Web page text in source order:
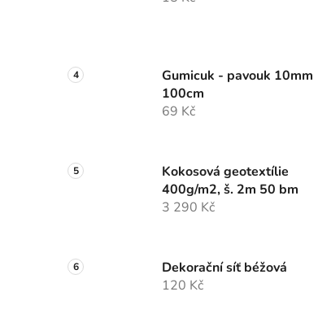
Gumicuk - pavouk 10mm
100cm
69 Kč
Kokosová geotextílie
400g/m2, š. 2m 50 bm
3 290 Kč
Dekorační síť béžová
120 Kč